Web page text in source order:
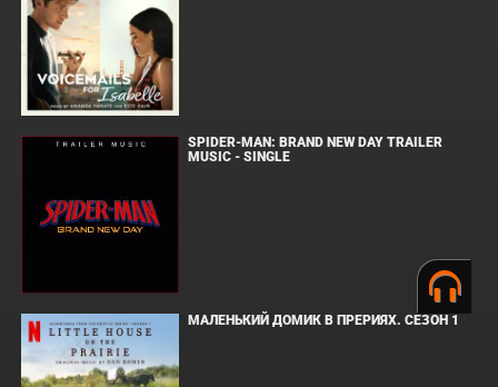
SPIDER-MAN: BRAND NEW DAY TRAILER
MUSIC - SINGLE
МАЛЕНЬКИЙ ДОМИК В ПРЕРИЯХ. СЕЗОН 1